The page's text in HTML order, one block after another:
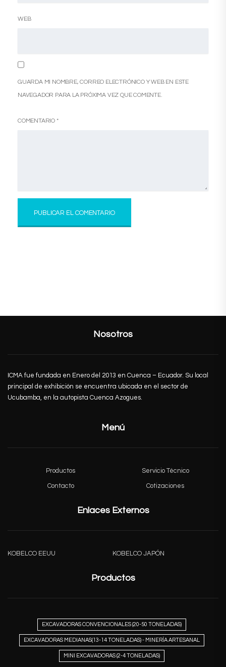
WEB
GUARDA MI NOMBRE, CORREO ELECTRÓNICO Y WEB EN ESTE
NAVEGADOR PARA LA PRÓXIMA VEZ QUE COMENTE.
COMENTARIO *
Nosotros
ICMA fue fundada en Enero del 2013 en Cuenca – Ecuador. Su local
principal de exhibición se encuentra ubicada en el sector de
Ucubamba, en la autopista Cuenca Azogues.
Menú
Productos Servicio Técnico
Contacto Cotizaciones
Enlaces Externos
KOBELCO EEUU KOBELCO JAPÓN
Productos
EXCAVADORAS CONVENCIONALES (20-50 TONELADAS)
EXCAVADORAS MEDIANAS(13-14 TONELADAS) - MINERÍA ARTESANAL
MINI EXCAVADORAS (2-4 TONELADAS)